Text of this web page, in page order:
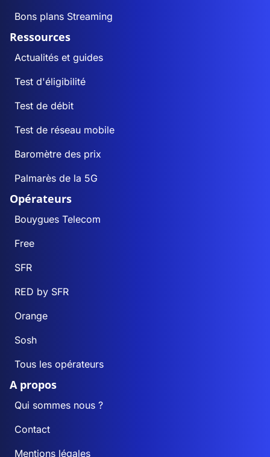
Bons plans Streaming
Ressources
Actualités et guides
Test d'éligibilité
Test de débit
Test de réseau mobile
Baromètre des prix
Palmarès de la 5G
Opérateurs
Bouygues Telecom
Free
SFR
RED by SFR
Orange
Sosh
Tous les opérateurs
A propos
Qui sommes nous ?
Contact
Mentions légales